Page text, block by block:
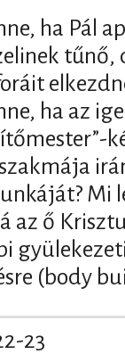
ha Pál
tűnő,
ha az
Mi
az ő
(body
23